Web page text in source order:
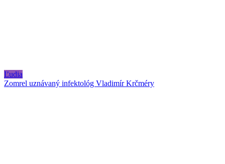
Ľudia
Zomrel uznávaný infektológ Vladimír Krčméry